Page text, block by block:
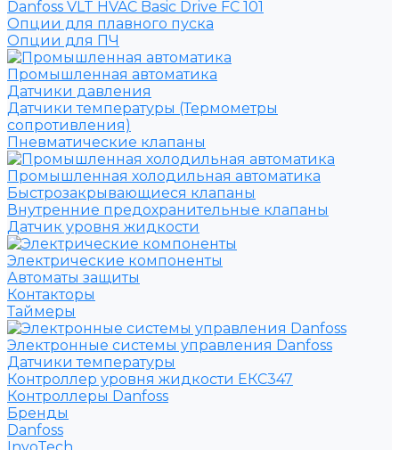
Danfoss VLT HVAC Basic Drive FC 101
Опции для плавного пуска
Опции для ПЧ
Промышленная автоматика
Датчики давления
Датчики температуры (Термометры
сопротивления)
Пневматические клапаны
Промышленная холодильная автоматика
Быстрозакрывающиеся клапаны
Внутренние предохранительные клапаны
Датчик уровня жидкости
Электрические компоненты
Автоматы защиты
Контакторы
Таймеры
Электронные системы управления Danfoss
Датчики температуры
Контроллер уровня жидкости ЕКС347
Контроллеры Danfoss
Бренды
Danfoss